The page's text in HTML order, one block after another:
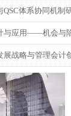
QSC体系协同机
与应用——机会与
展战略与管理会计